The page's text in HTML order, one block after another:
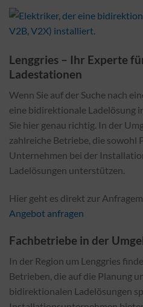
Lenggries – Ihr Experte
Ladestationen
Wenn Sie auf der Suche nach
eine bidirektionale Ladelösung
Sie hier genau richtig. In der
zahlreiche Betriebe, die sowohl
Unternehmen bei der
Ladelösungen unterstützen.
Hier geht es direkt zur
Angebot anfragen
Fachbetriebe in der
In der Region um Lenggries
Betrieben, die auf die Planung
bidirektionalen Ladelösungen